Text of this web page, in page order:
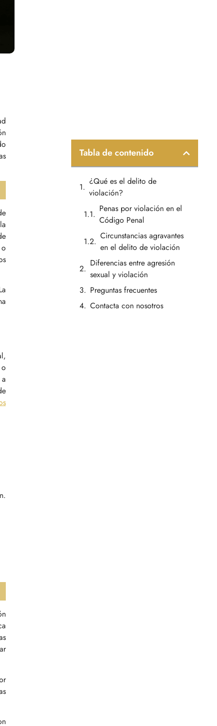
Tabla de contenido
¿Qué es el delito de
violación?
Penas por violación en el
Código Penal
Circunstancias agravantes
en el delito de violación
Diferencias entre agresión
sexual y violación
Preguntas frecuentes
Contacta con nosotros